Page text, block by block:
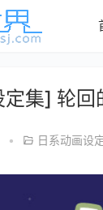
集] 轮回
• 日系动画设